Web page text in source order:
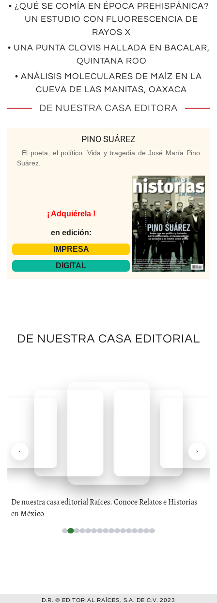
• ¿QUÉ SE COMÍA EN ÉPOCA PREHISPÁNICA?
UN ESTUDIO CON FLUORESCENCIA DE
RAYOS X
• UNA PUNTA CLOVIS HALLADA EN BACALAR,
QUINTANA ROO
• ANÁLISIS MOLECULARES DE MAÍZ EN LA
CUEVA DE LAS MANITAS, OAXACA
DE NUESTRA CASA EDITORA
PINO SUÁREZ
El poeta, el político. Vida y tragedia de José María Pino
Suárez.
¡ Adquiérela !
en edición:
IMPRESA
DIGITAL
DE NUESTRA CASA EDITORIAL
De nuestra casa editorial Raíces. Conoce Relatos e Historias
en México
‹ ›
D.R. © EDITORIAL RAÍCES, S.A. DE C.V. 2023